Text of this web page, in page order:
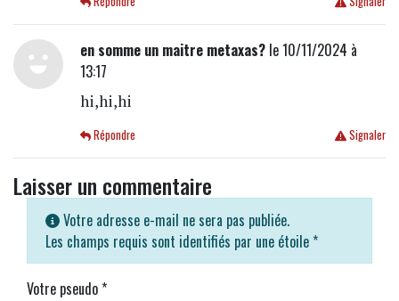
en somme un maitre metaxas?le 10/11/2024 à
13:17
hi,hi,hi
Signaler
Répondre
Laisser un commentaire
Votre adresse e-mail ne sera pas publiée.
Les champs requis sont identifiés par une étoile *
Votre pseudo*